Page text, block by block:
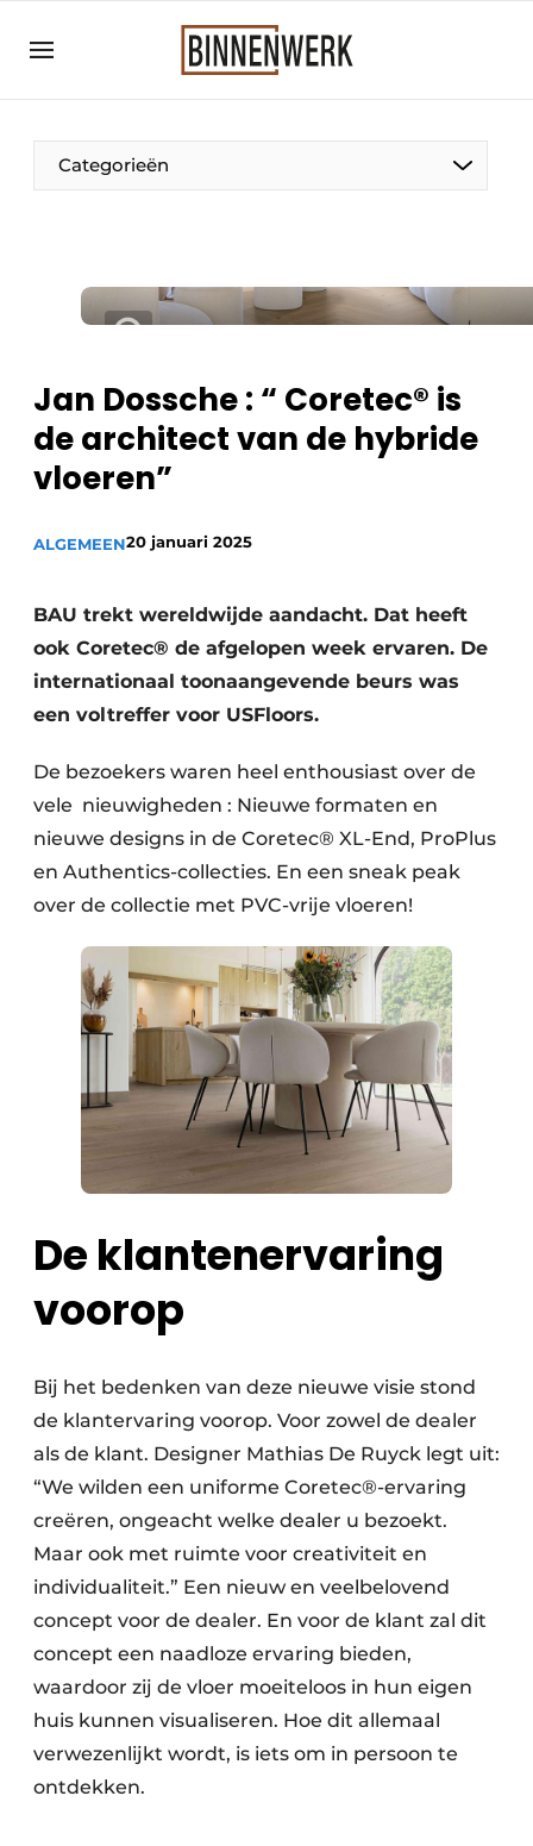
Aanmelden
Bedrijven
Binnenwerk | Hét magazine voor de
Direct contact
Meest gelezen
Nieuwsbrief
Podcasts
Vacature aanmelden
Video’s
Categorieën
Jan Dossche : “ Coretec® is
de architect van de hybride
vloeren”
ALGEMEEN20 januari 2025
BAU trekt wereldwijde aandacht. Dat heeft
ook Coretec® de afgelopen week ervaren. De
internationaal toonaangevende beurs was
een voltreffer voor USFloors.
De bezoekers waren heel enthousiast over de
vele nieuwigheden : Nieuwe formaten en
nieuwe designs in de Coretec® XL-End, ProPlus
en Authentics-collecties. En een sneak peak
over de collectie met PVC-vrije vloeren!
De klantenervaring
voorop
Bij het bedenken van deze nieuwe visie stond
de klantervaring voorop. Voor zowel de dealer
als de klant. Designer Mathias De Ruyck legt uit:
“We wilden een uniforme Coretec®-ervaring
creëren, ongeacht welke dealer u bezoekt.
Maar ook met ruimte voor creativiteit en
individualiteit.” Een nieuw en veelbelovend
concept voor de dealer. En voor de klant zal dit
concept een naadloze ervaring bieden,
waardoor zij de vloer moeiteloos in hun eigen
huis kunnen visualiseren. Hoe dit allemaal
verwezenlijkt wordt, is iets om in persoon te
ontdekken.